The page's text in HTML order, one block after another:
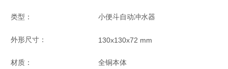
类型： 小便斗自动冲水器
外形尺寸： 130x130x72 mm
材质： 全铜本体